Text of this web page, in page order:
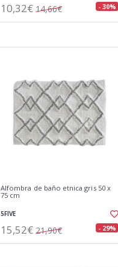
10,32€ 14,66€ - 30%
Alfombra de baño etnica gris 50 x
75 cm
5FIVE
15,52€ 21,90€ - 29%